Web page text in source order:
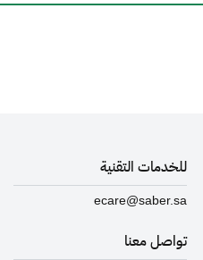
للخدمات التقنية
ecare@saber.sa
تواصل معنا